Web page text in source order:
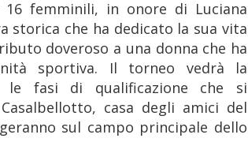
femminili, in onore di Luciana
storica che ha dedicato la sua vita
doveroso a una donna che ha
sportiva. Il torneo vedrà la
fasi di qualificazione che si
casa degli amici del
sul campo principale dello